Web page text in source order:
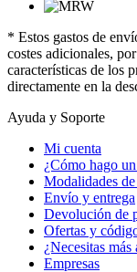
* Estos gastos de
costes adicionales,
características de los
directamente en la
Ayuda y Soporte
Mi cuenta
¿Cómo hago
Modalidades
Envío y entrega
Devolución de
Ofertas y
¿Necesitas más
Empresas